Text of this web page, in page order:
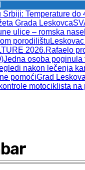
Srbiji: Temperature
Grada Leskovca
ulice – romska
porodilištu
2026.Rafaelo
Jedna osoba
nakon lečenja
pomoćiGrad
motociklista na